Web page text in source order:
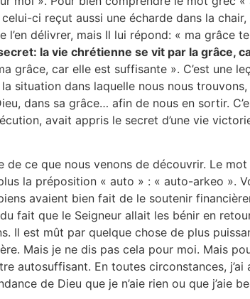
ci reçut aussi une écharde dans la
l’en délivrer, mais Il lui répond: « ma grâce
la vie chrétienne se vit par la grâce,
grâce, car elle est suffisante ». C’est une
situation dans laquelle nous nous
dans sa grâce… afin de nous en sortir.
avait appris le secret d’une vie
de ce que nous venons de découvrir. Le
la préposition « auto » : « auto-arkeo ».
avaient bien fait de le soutenir
fait que le Seigneur allait les bénir en
Il est mût par quelque chose de plus
Mais je ne dis pas cela pour moi. Mais
autosuffisant. En toutes circonstances,
de Dieu que je n’aie rien ou que j’aie